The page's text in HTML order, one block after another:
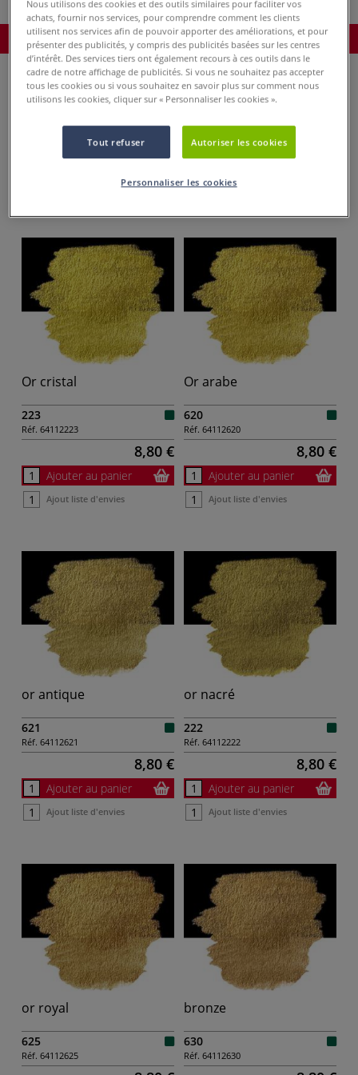
Commander le produit
Veuillez choisir une ou plusieurs couleurs:
Toutes les couleurs
Or cristal
223
Réf. 64112223
8,80 €
Ajouter au panier
Ajout liste d'envies
Or arabe
620
Réf. 64112620
8,80 €
Ajouter au panier
Ajout liste d'envies
or antique
621
Réf. 64112621
8,80 €
Ajouter au panier
Ajout liste d'envies
or nacré
222
Réf. 64112222
8,80 €
Ajouter au panier
Ajout liste d'envies
or royal
625
Réf. 64112625
bronze
630
Réf. 64112630
Nous utilisons des cookies et des outils similaires pour faciliter vos
achats, fournir nos services, pour comprendre comment les clients
utilisent nos services afin de pouvoir apporter des améliorations, et pour
présenter des publicités, y compris des publicités basées sur les centres
d’intérêt. Des services tiers ont également recours à ces outils dans le
cadre de notre affichage de publicités. Si vous ne souhaitez pas accepter
tous les cookies ou si vous souhaitez en savoir plus sur comment nous
utilisons les cookies, cliquer sur « Personnaliser les cookies ».
Tout refuser Autoriser les cookies
Personnaliser les cookies